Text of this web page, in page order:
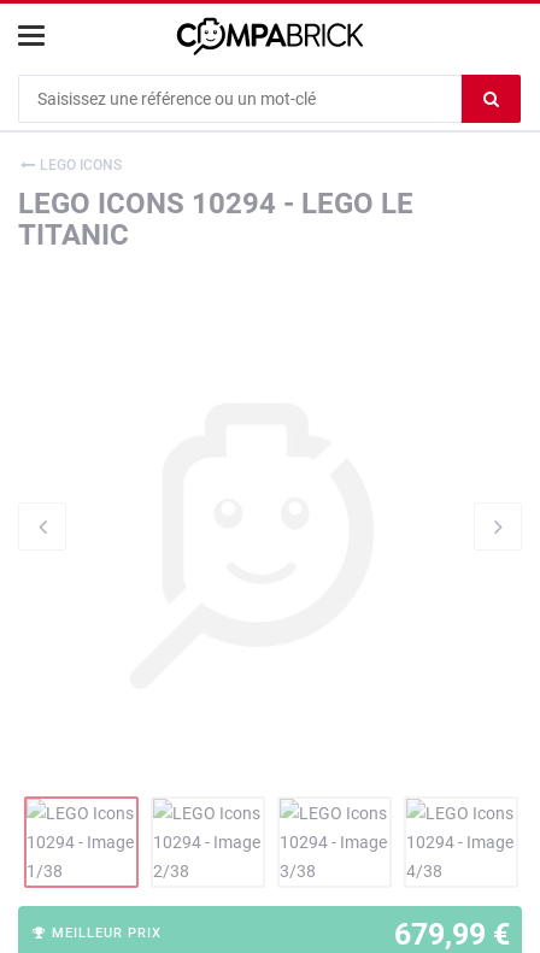
le
LEGO ICONS
LEGO ICONS 10294 - LEGO LE
TITANIC
679,99 €
MEILLEUR PRIX
Cookies management panel